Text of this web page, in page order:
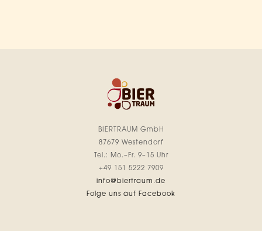
BIERTRAUM GmbH
87679 Westendorf
Tel.: Mo.–Fr. 9–15 Uhr
+49 151 5222 7909
info@biertraum.de
Folge uns auf Facebook